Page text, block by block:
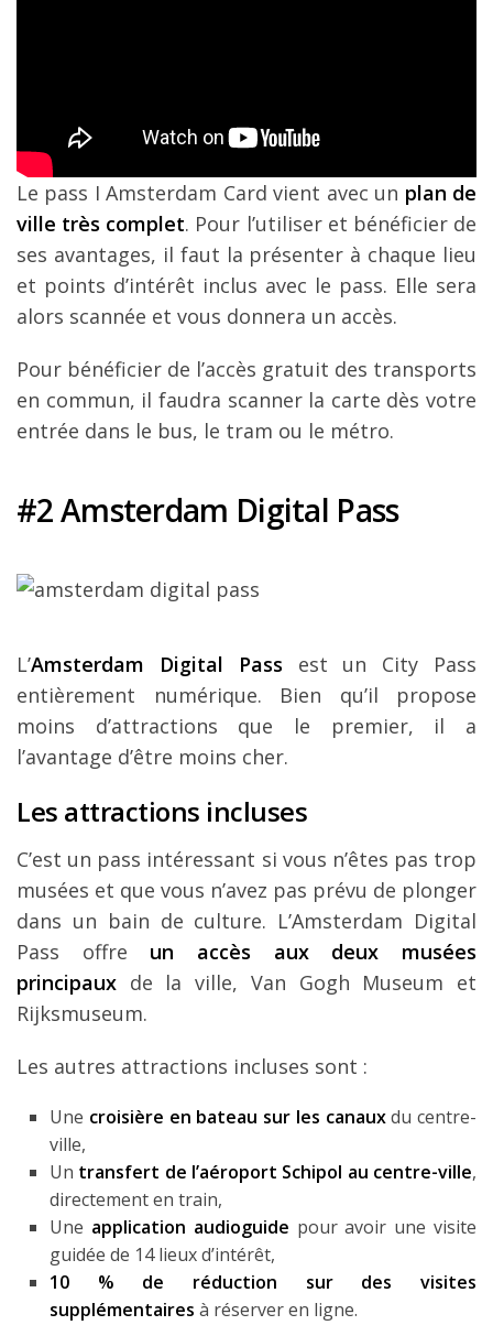
Le pass I Amsterdam Card vient avec un plan de
ville très complet. Pour l’utiliser et bénéficier de
ses avantages, il faut la présenter à chaque lieu
et points d’intérêt inclus avec le pass. Elle sera
alors scannée et vous donnera un accès.
Pour bénéficier de l’accès gratuit des transports
en commun, il faudra scanner la carte dès votre
entrée dans le bus, le tram ou le métro.
#2 Amsterdam Digital Pass
L’Amsterdam Digital Pass est un City Pass
entièrement numérique. Bien qu’il propose
moins d’attractions que le premier, il a
l’avantage d’être moins cher.
Les attractions incluses
C’est un pass intéressant si vous n’êtes pas trop
musées et que vous n’avez pas prévu de plonger
dans un bain de culture. L’Amsterdam Digital
Pass offre un accès aux deux musées
principaux de la ville, Van Gogh Museum et
Rijksmuseum.
Les autres attractions incluses sont :
Une croisière en bateau sur les canauxdu centre-
ville,
Un transfert de l’aéroport Schipol au centre-ville,
directement en train,
Une application audioguide pour avoir une visite
guidée de 14 lieux d’intérêt,
10 % de réduction sur des visites
supplémentaires à réserver en ligne.